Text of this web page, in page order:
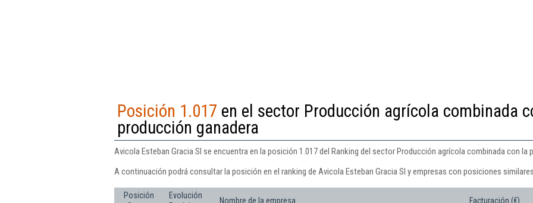
Posición 1.017 en el sector Producción agrícola combinada
producción ganadera
Avicola Esteban Gracia Sl se encuentra en la posición 1.017 del Ranking del sector Producción agrícola combinada con la
A continuación podrá consultar la posición en el ranking de Avicola Esteban Gracia Sl y empresas con posiciones
Posición
Evolución
Nombre de la empresa Facturación (€)